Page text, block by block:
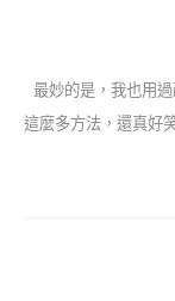
最妙的是，我也用
這麼多方法，還真好